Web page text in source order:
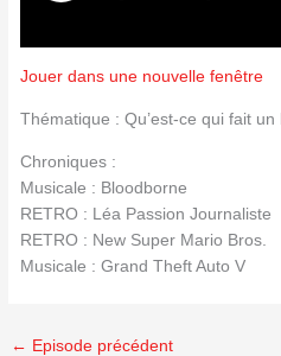
Jouer dans une nouvelle fenêtre
Thématique : Qu’est-ce qui fait
Chroniques :
Musicale : Bloodborne
RETRO : Léa Passion Journaliste
RETRO : New Super Mario Bros.
Musicale : Grand Theft Auto V
← Episode précédent